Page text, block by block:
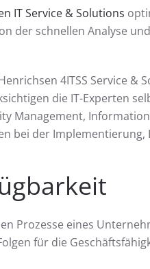
IT Service & Solutions
der schnellen Analyse
4ITSS Service
die IT-Experten
Management,
bei der
Prozesse eines
für die